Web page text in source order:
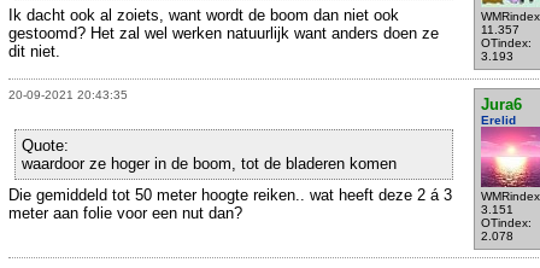
11.357
OTindex:
3.193
Ik dacht ook al zoiets, want wordt de boom dan niet ook
gestoomd? Het zal wel werken natuurlijk want anders doen ze
dit niet.
20-09-2021 20:43:35
Jura6
Erelid
3.151
OTindex:
2.078
Quote:
waardoor ze hoger in de boom, tot de bladeren komen
Die gemiddeld tot 50 meter hoogte reiken.. wat heeft deze 2 á 3
meter aan folie voor een nut dan?